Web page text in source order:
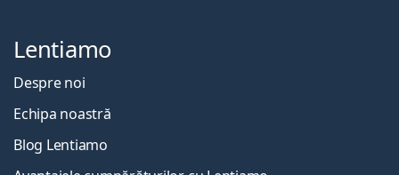
Lentiamo
Despre noi
Echipa noastră
Blog Lentiamo